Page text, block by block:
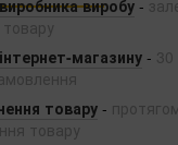
виробу -
магазину -
товару -
товару